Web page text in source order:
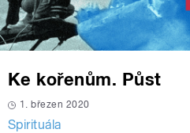
Ke kořenům. Půst
1. březen 2020
Spirituála